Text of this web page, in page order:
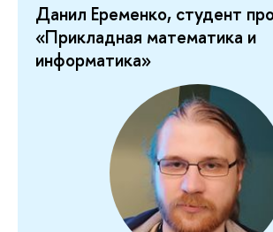
Данил Еременко, студент
«Прикладная математика и
информатика»